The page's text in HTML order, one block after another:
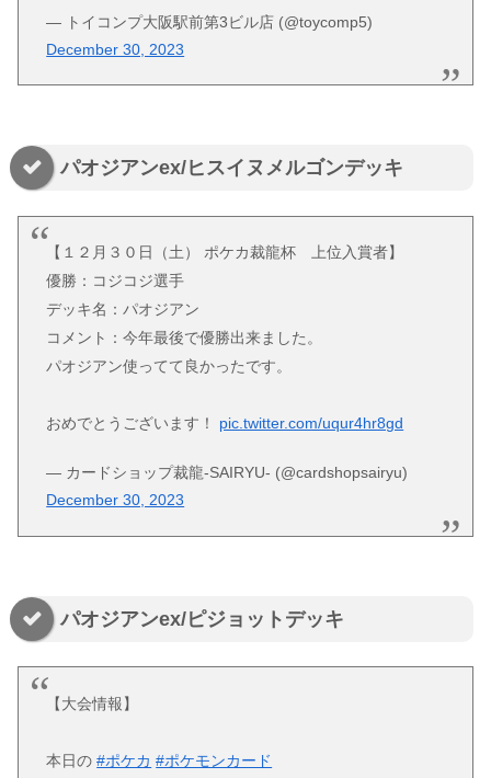
— トイコンプ大阪駅前第3ビル店 (@toycomp5)
December 30, 2023
パオジアンex/ヒスイヌメルゴンデッキ
【１２月３０日（土） ポケカ裁龍杯 上位入賞者】
優勝：コジコジ選手
デッキ名：パオジアン
コメント：今年最後で優勝出来ました。
パオジアン使ってて良かったです。
おめでとうございます！ pic.twitter.com/uqur4hr8gd
— カードショップ裁龍-SAIRYU- (@cardshopsairyu)
December 30, 2023
パオジアンex/ピジョットデッキ
【大会情報】
本日の#ポケカ #ポケモンカード